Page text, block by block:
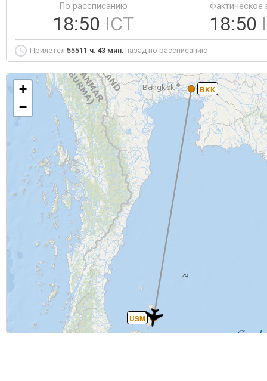
По рассписанию
18:50 ICT
Фактическое
18:50
Прилетел 55511 ч. 43 мин. назад по рассписанию
BKK
USM
+
−